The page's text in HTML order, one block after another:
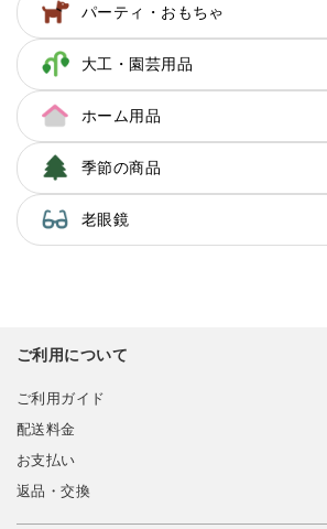
パーティ・おもちゃ
大工・園芸用品
ホーム用品
季節の商品
老眼鏡
ご利用について
ご利用ガイド
配送料金
お支払い
返品・交換